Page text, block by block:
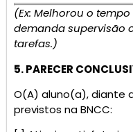
(Ex: Melhorou o
demanda supervisão
tarefas.)
5. PARECER
O(A) aluno(a), diante
previstos na BNCC: